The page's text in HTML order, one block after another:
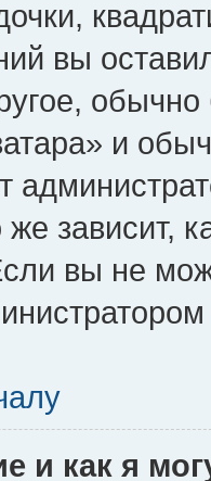
вы
и
же зависит,
вы не
и как я